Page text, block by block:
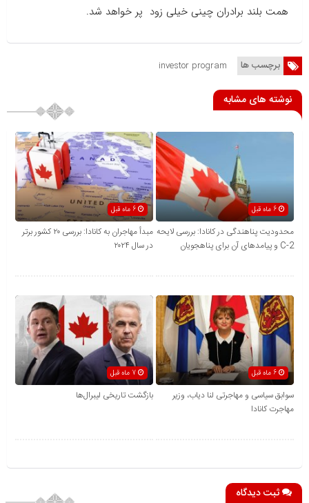
همت بلند برادران چینی خیلی زود پر خواهد شد.
برچسب ها investor program
نوشته های مشابه
6 ماه قبل
محدودیت پناهندگی در کانادا: بررسی لایحه
C-2 و پیامدهای آن برای پناهجویان
مبدأ مهاجران به کانادا: بررسی ۲۰ کشور برتر
در سال ۲۰۲۴
6 ماه قبل
سوابق سیاسی و مهاجرتی لنا دیاب، وزیر
مهاجرت کانادا
بازگشت تاریخی لیبرال‌ها
ثبت دیدگاه